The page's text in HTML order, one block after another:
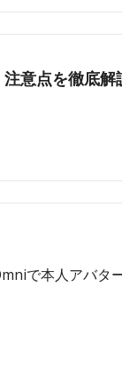
意点を徹底解
で本人アバタ